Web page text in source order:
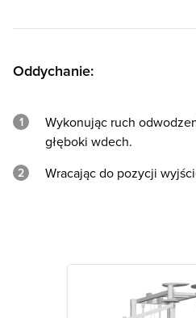
Oddychanie:
Wykonując ruch
głęboki wdech.
Wracając do pozycji